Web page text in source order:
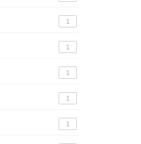
1
1
1
1
1